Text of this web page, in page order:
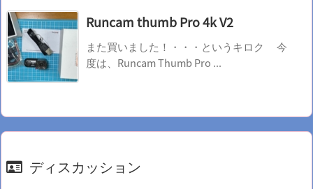
Runcam thumb Pro 4k V2
また買いました！・・・というキロク 今
度は、Runcam Thumb Pro ...
ディスカッション